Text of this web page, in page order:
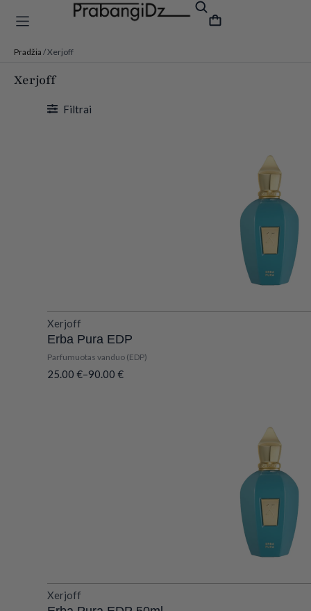
Pradžia / Xerjoff
Xerjoff
Filtrai
Xerjoff
Erba Pura EDP
Parfumuotas vanduo (EDP)
25.00 €–90.00 €
Xerjoff